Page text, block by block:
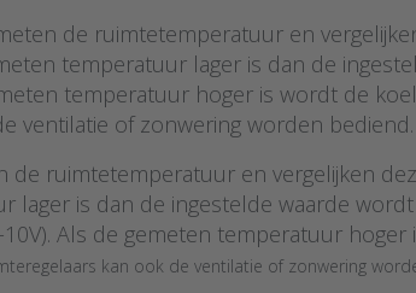
de ruimtetemperatuur en
temperatuur lager is dan de
temperatuur hoger is wordt de
ventilatie of zonwering worden bediend.
de ruimtetemperatuur en vergelijken
lager is dan de ingestelde waarde
Als de gemeten temperatuur
kan ook de ventilatie of zonwering